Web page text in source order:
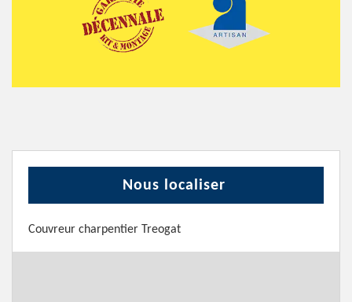
Nous localiser
Couvreur charpentier Treogat